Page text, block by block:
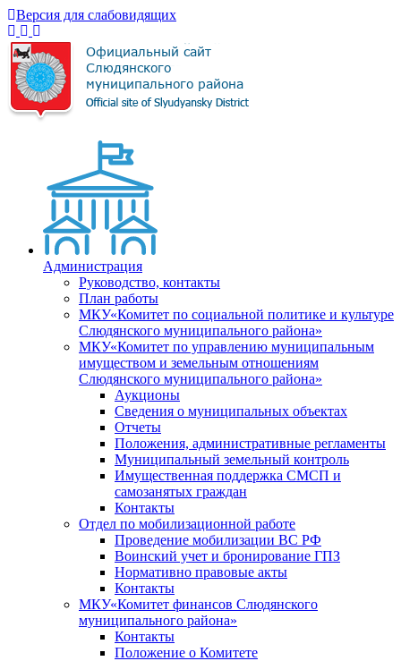
Версия для слабовидящих
Администрация
Руководство, контакты
План работы
МКУ«Комитет по социальной политике и культуре
Слюдянского муниципального района»
МКУ«Комитет по управлению муниципальным
имуществом и земельным отношениям
Слюдянского муниципального района»
Аукционы
Сведения о муниципальных объектах
Отчеты
Положения, административные регламенты
Муниципальный земельный контроль
Имущественная поддержка СМСП и
самозанятых граждан
Контакты
Отдел по мобилизационной работе
Проведение мобилизации ВС РФ
Воинский учет и бронирование ГПЗ
Нормативно правовые акты
Контакты
МКУ«Комитет финансов Слюдянского
муниципального района»
Контакты
Положение о Комитете